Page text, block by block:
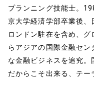
プランニング技能士。
京大学経済学部卒業後
ロンドン駐在を含め、
らアジアの国際金融セ
な金融ビジネスを追究
だからこそ出来る、テー